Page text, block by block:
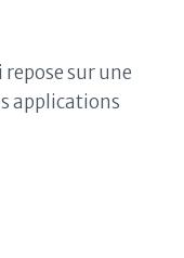
sur une
applications